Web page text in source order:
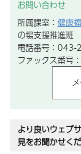
お問い合わせ
所属課室： 健康
の場支援推進班
電話番号：
ファックス番
より良いウェブ
見をお聞かせく